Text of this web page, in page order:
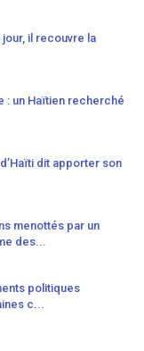
il recouvre la
: un Haïtien recherché
dit apporter son
menottés par un
des...
politiques
c...